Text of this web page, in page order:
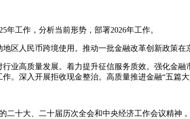
年工作，分析当前形势，部署2026年工作。
区人民币跨境使用。推动一批金融改革创新政策在
业高质量发展。着力提升征信服务质效。强化金
。深入开展拒收现金整治。高质量推进金融“五篇
二十大、二十届历次全会和中央经济工作会议精神